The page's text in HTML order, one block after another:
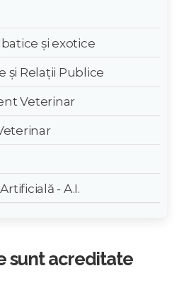
și exotice
și Relații Publice
Veterinar
- A.I.
sunt acreditate